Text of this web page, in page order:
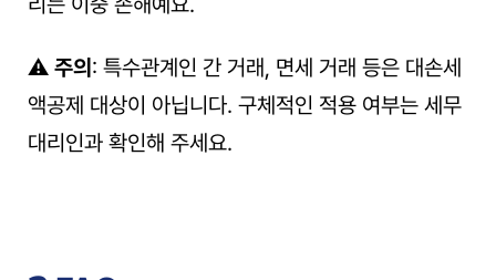
⚠️ 주의 : 특수관계인 간 거래, 면세 거래 등은 대손세
액공제 대상이 아닙니다. 구체적인 적용 여부는 세무
대리인과 확인해 주세요.